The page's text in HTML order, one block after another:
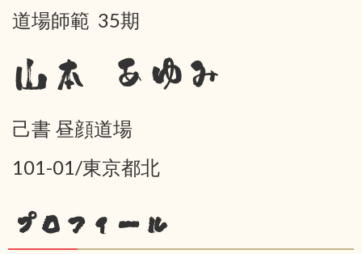
道場師範 35期
山本 あゆみ
己書 昼顔道場
101-01/東京都北
プロフィール